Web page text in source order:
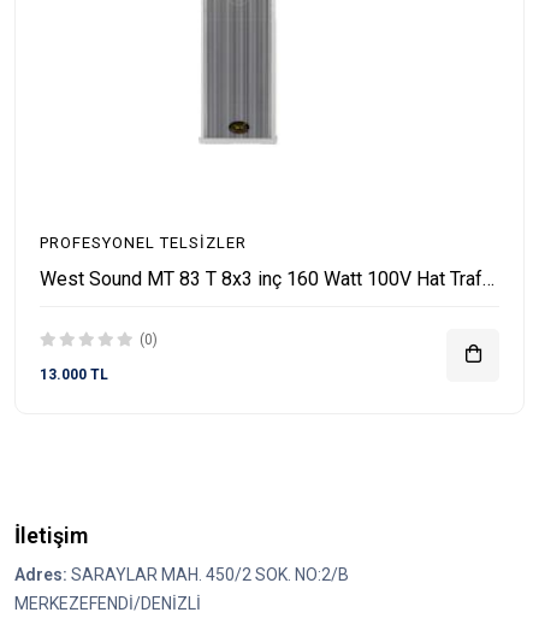
PROFESYONEL TELSIZLER
West Sound MT 83 T 8x3 inç 160 Watt 100V Hat Trafolu Duvar Hoparlörü
(0)
13.000 TL
İletişim
Adres: SARAYLAR MAH. 450/2 SOK. NO:2/B
MERKEZEFENDİ/DENİZLİ